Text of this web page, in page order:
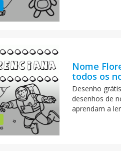
Nome
todos os
Desenho
desenhos de
aprendam a